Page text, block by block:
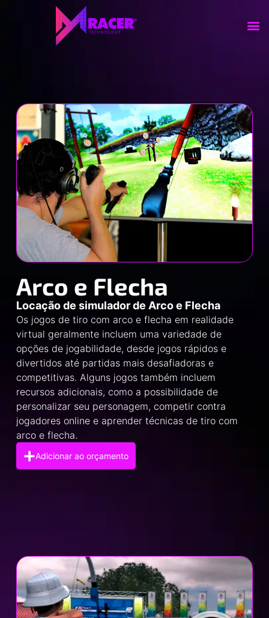
Arco e Flecha
Locação de simulador de Arco e Flecha
Os jogos de tiro com arco e flecha em realidade
virtual geralmente incluem uma variedade de
opções de jogabilidade, desde jogos rápidos e
divertidos até partidas mais desafiadoras e
competitivas. Alguns jogos também incluem
recursos adicionais, como a possibilidade de
personalizar seu personagem, competir contra
jogadores online e aprender técnicas de tiro com
arco e flecha.
Adicionar ao orçamento